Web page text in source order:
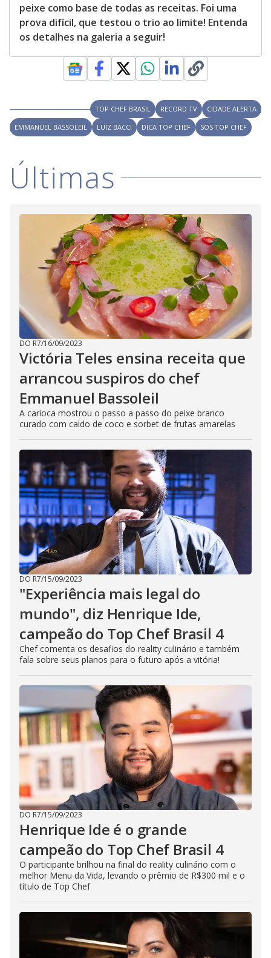
peixe como base de todas as receitas. Foi uma
prova difícil, que testou o trio ao limite! Entenda
os detalhes na galeria a seguir!
TOP CHEF BRASIL RECORD TV
CIDADE ALERTA
EMMANUEL BASSOLEIL
LUIZ BACCI DICA TOP CHEF SOS TOP CHEF
Últimas
DO R7/16/09/2023
Victória Teles ensina receita que
arrancou suspiros do chef
Emmanuel Bassoleil
A carioca mostrou o passo a passo do peixe branco
curado com caldo de coco e sorbet de frutas amarelas
DO R7/15/09/2023
"Experiência mais legal do
mundo", diz Henrique Ide,
campeão do Top Chef Brasil 4
Chef comenta os desafios do reality culinário e também
fala sobre seus planos para o futuro após a vitória!
DO R7/15/09/2023
Henrique Ide é o grande
campeão do Top Chef Brasil 4
O participante brilhou na final do reality culinário com o
melhor Menu da Vida, levando o prêmio de R$300 mil e o
título de Top Chef